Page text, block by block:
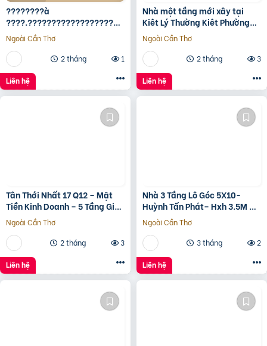
????????à
????.????????????????????,
???????????????? ????
ộ???? ????????ấ????, ????
ó???? ???? ????ặ????
????????ề????
????????????, ????????á
????.???? ????ỷ
Ngoài Cần Thơ
2 tháng
1
Liên hệ
Nhà một tầng mới xây tại
Kiêt Lý Thường Kiêt Phường
nam Đông Hà Quảng Trị
Ngoài Cần Thơ
2 tháng
3
Liên hệ
Tân Thới Nhất 17 Q12 – Mặt
Tiền Kinh Doanh – 5 Tầng Giá
13.6 Tỷ
Ngoài Cần Thơ
2 tháng
3
Liên hệ
Nhà 3 Tầng Lô Góc 5X10-
Huỳnh Tấn Phát– Hxh 3.5M –
Kinh Doanh Tốt – Shr Hoàn
Công Đủ- Giá 3 Tỷ Hơn.
Ngoài Cần Thơ
3 tháng
2
Liên hệ